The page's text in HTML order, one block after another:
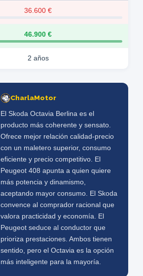
36.600 €
46.900 €
2 años
CharlaMotor
El Skoda Octavia Berlina es el
producto más coherente y sensato.
Ofrece mejor relación calidad-precio
con un maletero superior, consumo
eficiente y precio competitivo. El
Peugeot 408 apunta a quien quiere
más potencia y dinamismo,
aceptando mayor consumo. El Skoda
convence al comprador racional que
valora practicidad y economía. El
Peugeot seduce al conductor que
prioriza prestaciones. Ambos tienen
sentido, pero el Octavia es la opción
más inteligente para la mayoría.